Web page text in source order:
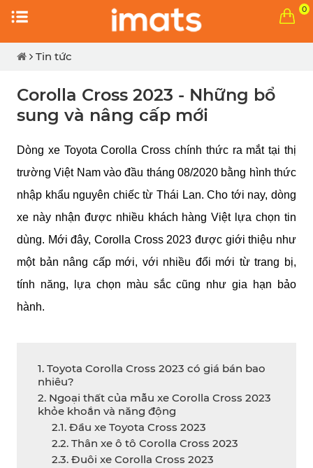
0
Tin tức
Corolla Cross 2023 - Những bổ
sung và nâng cấp mới
Dòng xe Toyota Corolla Cross chính thức ra mắt tại thị
trường Việt Nam vào đầu tháng 08/2020 bằng hình thức
nhập khẩu nguyên chiếc từ Thái Lan. Cho tới nay, dòng
xe này nhận được nhiều khách hàng Việt lựa chọn tin
dùng. Mới đây, Corolla Cross 2023 được giới thiệu như
một bản nâng cấp mới, với nhiều đổi mới từ trang bị,
tính năng, lựa chọn màu sắc cũng như gia hạn bảo
hành.
1. Toyota Corolla Cross 2023 có giá bán bao
nhiêu?
2. Ngoại thất của mẫu xe Corolla Cross 2023
khỏe khoắn và năng động
2.1. Đầu xe Toyota Cross 2023
2.2. Thân xe ô tô Corolla Cross 2023
2.3. Đuôi xe Corolla Cross 2023